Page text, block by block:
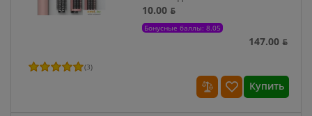
10.00 ƃ
Бонусные баллы: 8.05
147.00 ƃ
(3)
Купить